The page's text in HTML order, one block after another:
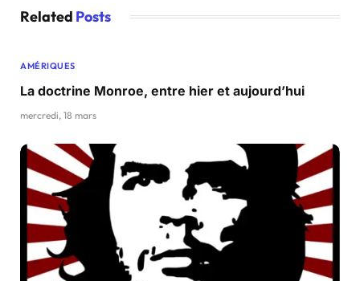
Related Posts
AMÉRIQUES
La doctrine Monroe, entre hier et aujourd’hui
mercredi, 18 mars